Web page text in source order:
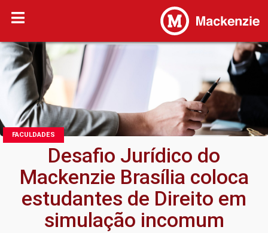
FACULDADES
Desafio Jurídico do
Mackenzie Brasília coloca
estudantes de Direito em
simulação incomum